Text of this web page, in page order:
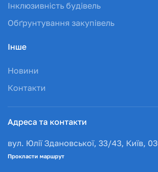
Інклюзивність будівель
Обґрунтування закупівель
Інше
Новини
Контакти
Адреса та контакти
вул. Юлії Здановської, 33/43, Київ,
Прокласти маршрут